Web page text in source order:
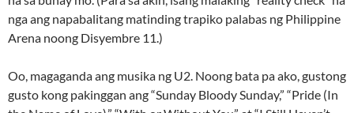
nga ang napabalitang matinding trapiko palabas ng Philippine
Arena noong Disyembre 11.)
Oo, magaganda ang musika ng U2. Noong bata pa ako, gustong
gusto kong pakinggan ang “Sunday Bloody Sunday,” “Pride (In